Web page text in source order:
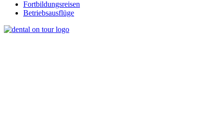
Fortbildungsreisen
Betriebsausflüge